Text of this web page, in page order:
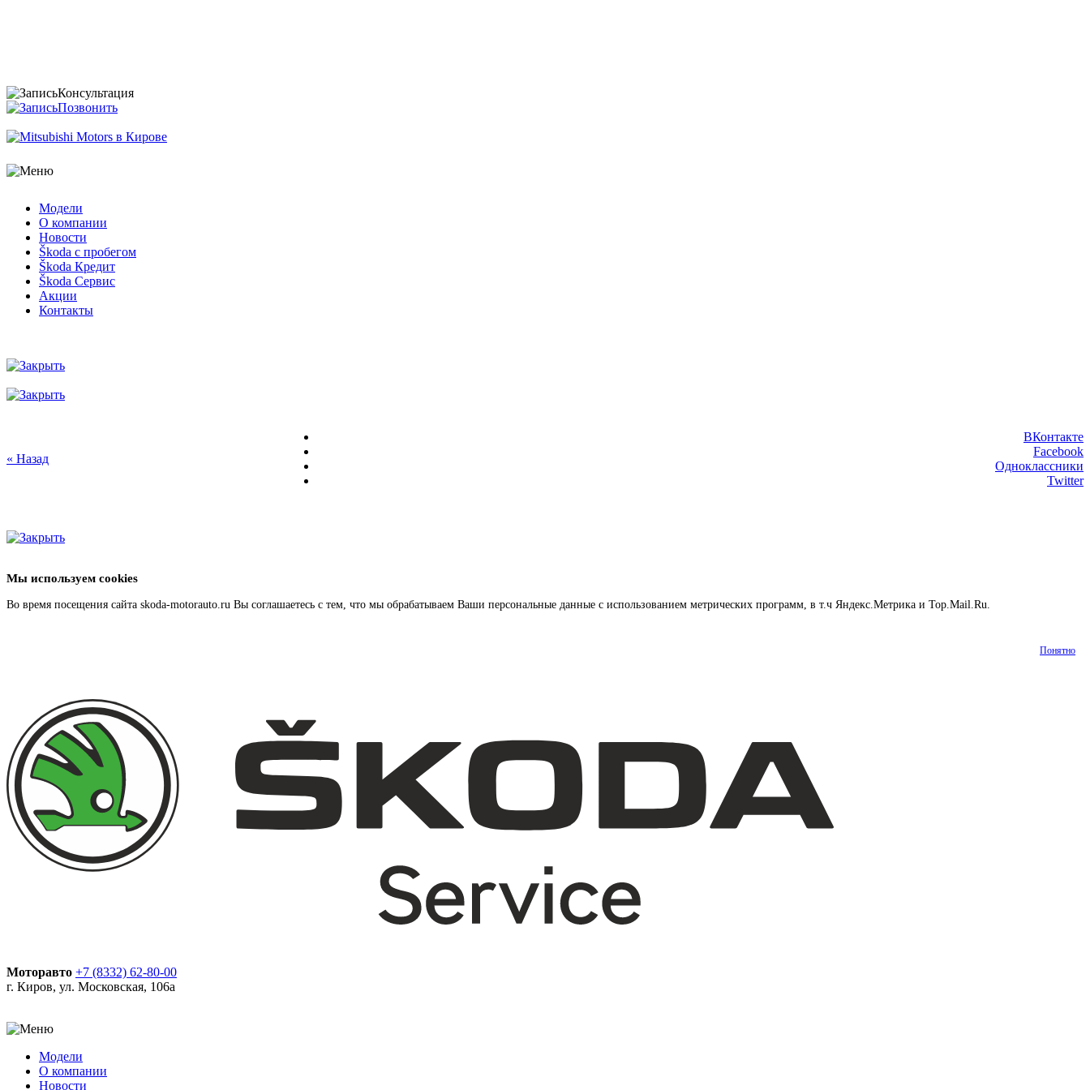
Консультация
Позвонить
Модели
О компании
Новости
Škoda с пробегом
Škoda Кредит
Škoda Сервис
Акции
Контакты
« Назад
ВКонтакте
Facebook
Одноклассники
Twitter
Мы используем cookies
Во время посещения сайта skoda-motorauto.ru Вы соглашаетесь с тем, что мы обрабатываем Ваши персональные данные с использованием метрических программ, в т.ч Яндекс.Метрика и Top.Mail.Ru.
Понятно
Моторавто +7 (8332) 62-80-00
г. Киров, ул. Московская, 106а
Модели
О компании
Новости